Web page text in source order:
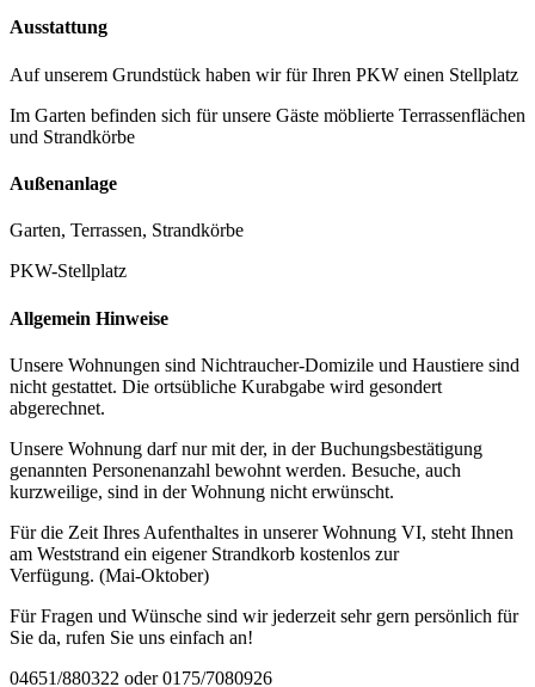
Ausstattung
Auf unserem Grundstück haben wir für Ihren PKW einen Stellplatz
Im Garten befinden sich für unsere Gäste möblierte Terrassenflächen
und Strandkörbe
Außenanlage
Garten, Terrassen, Strandkörbe
PKW-Stellplatz
Allgemein Hinweise
Unsere Wohnungen sind Nichtraucher-Domizile und Haustiere sind
nicht gestattet. Die ortsübliche Kurabgabe wird gesondert
abgerechnet.
Unsere Wohnung darf nur mit der, in der Buchungsbestätigung
genannten Personenanzahl bewohnt werden. Besuche, auch
kurzweilige, sind in der Wohnung nicht erwünscht.
Für die Zeit Ihres Aufenthaltes in unserer Wohnung VI, steht Ihnen
am Weststrand ein eigener Strandkorb kostenlos zur
Verfügung. (Mai-Oktober)
Für Fragen und Wünsche sind wir jederzeit sehr gern persönlich für
Sie da, rufen Sie uns einfach an!
04651/880322 oder 0175/7080926